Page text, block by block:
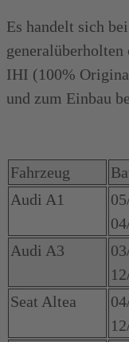
TSI
-
63-
77
CBZB-,
CBZC
MOTOR
(BENZINER,
03F145701R
Menge
Es handelt sich
IHI (100%
und zum Einbau
Fahrzeug
Audi A1
Audi A3
Seat Altea